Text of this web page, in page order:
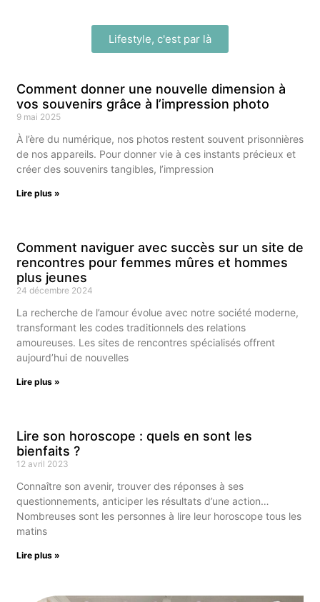
Lifestyle, c'est par là
Comment donner une nouvelle dimension à
vos souvenirs grâce à l’impression photo
9 mai 2025
À l’ère du numérique, nos photos restent souvent prisonnières
de nos appareils. Pour donner vie à ces instants précieux et
créer des souvenirs tangibles, l’impression
Lire plus »
Comment naviguer avec succès sur un site de
rencontres pour femmes mûres et hommes
plus jeunes
24 décembre 2024
La recherche de l’amour évolue avec notre société moderne,
transformant les codes traditionnels des relations
amoureuses. Les sites de rencontres spécialisés offrent
aujourd’hui de nouvelles
Lire plus »
Lire son horoscope : quels en sont les
bienfaits ?
12 avril 2023
Connaître son avenir, trouver des réponses à ses
questionnements, anticiper les résultats d’une action…
Nombreuses sont les personnes à lire leur horoscope tous les
matins
Lire plus »